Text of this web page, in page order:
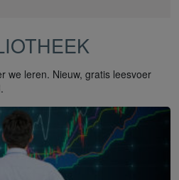
we leren. Nieuw, gratis leesvoer